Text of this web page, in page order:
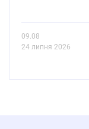
09.08
24 липня 2026